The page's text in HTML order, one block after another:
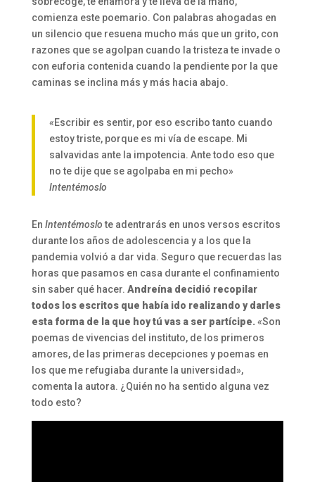
comienza este poemario. Con palabras ahogadas en
un silencio que resuena mucho más que un grito, con
razones que se agolpan cuando la tristeza te invade o
con euforia contenida cuando la pendiente por la que
caminas se inclina más y más hacia abajo.
«Escribir es sentir, por eso escribo tanto cuando
estoy triste, porque es mi vía de escape. Mi
salvavidas ante la impotencia. Ante todo eso que
no te dije que se agolpaba en mi pecho»
Intentémoslo
En Intentémoslote adentrarás en unos versos escritos
durante los años de adolescencia y a los que la
pandemia volvió a dar vida. Seguro que recuerdas las
horas que pasamos en casa durante el confinamiento
sin saber qué hacer. Andreína decidió recopilar
todos los escritos que había ido realizando y darles
esta forma de la que hoy tú vas a ser partícipe. «Son
poemas de vivencias del instituto, de los primeros
amores, de las primeras decepciones y poemas en
los que me refugiaba durante la universidad»,
comenta la autora. ¿Quién no ha sentido alguna vez
todo esto?